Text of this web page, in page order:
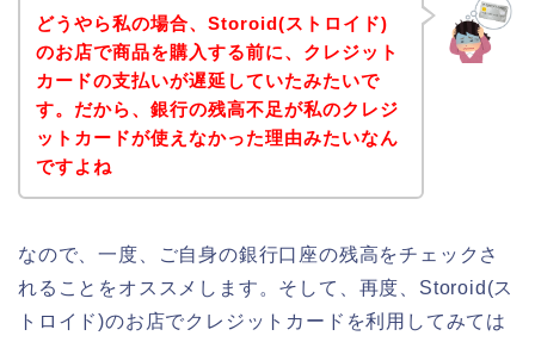
どうやら私の場合、Storoid(ストロイド)
のお店で商品を購入する前に、クレジット
カードの支払いが遅延していたみたいで
す。だから、銀行の残高不足が私のクレジ
ットカードが使えなかった理由みたいなん
ですよね
なので、一度、ご自身の銀行口座の残高をチェックさ
れることをオススメします。そして、再度、Storoid(ス
トロイド)のお店でクレジットカードを利用してみては